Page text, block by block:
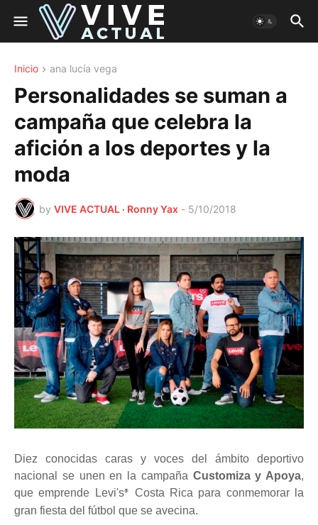
Inicio ana lucía vega
Personalidades se suman a
campaña que celebra la
afición a los deportes y la
moda
by VIVE ACTUAL · Ronny Yax - 5/10/2018
Diez conocidas caras y voces del ámbito deportivo
nacional se unen en la campaña Customiza y Apoya,
que emprende Levi's® Costa Rica para conmemorar la
gran fiesta del fútbol que se avecina.